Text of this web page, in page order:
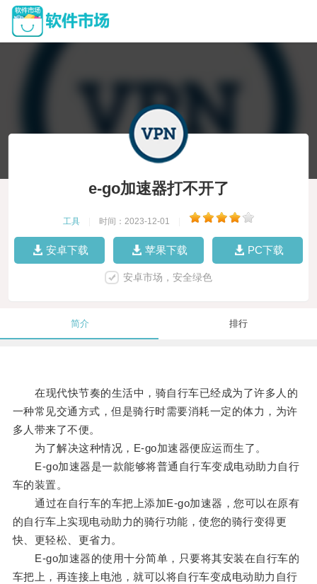
e-go加速器打不开了
工具 时间：2023-12-01
安卓下载 苹果下载 PC下载
安卓市场，安全绿色
简介 排行
在现代快节奏的生活中，骑自行车已经成为了许多人的
一种常见交通方式，但是骑行时需要消耗一定的体力，为许
多人带来了不便。
为了解决这种情况，E-go加速器便应运而生了。
E-go加速器是一款能够将普通自行车变成电动助力自行
车的装置。
通过在自行车的车把上添加E-go加速器，您可以在原有
的自行车上实现电动助力的骑行功能，使您的骑行变得更
快、更轻松、更省力。
E-go加速器的使用十分简单，只要将其安装在自行车的
车把上，再连接上电池，就可以将自行车变成电动助力自行